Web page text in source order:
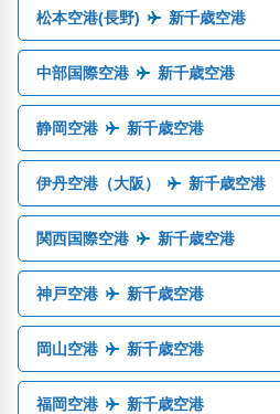
松本空港(長野) 新千歳空港
中部国際空港 新千歳空港
静岡空港 新千歳空港
伊丹空港（大阪） 新千歳空港
関西国際空港 新千歳空港
神戸空港 新千歳空港
岡山空港 新千歳空港
福岡空港 新千歳空港